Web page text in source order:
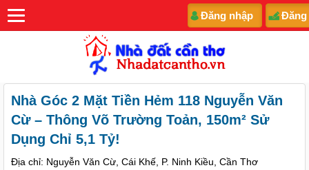
Đăng nhập Đăng
Nhà Góc 2 Mặt Tiền Hẻm 118 Nguyễn Văn
Cừ – Thông Võ Trường Toản, 150m² Sử
Dụng Chỉ 5,1 Tỷ!
Địa chỉ: Nguyễn Văn Cừ, Cái Khế, P. Ninh Kiều, Cần Thơ